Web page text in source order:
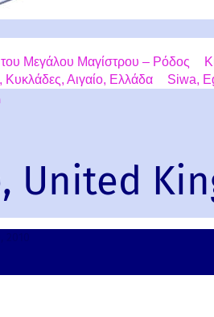
του Μεγάλου Μαγίστρου – Ρόδος
Κυκλάδες, Αιγαίο, Ελλάδα Siwa,
United